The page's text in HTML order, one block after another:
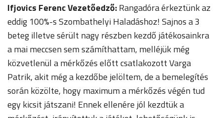
Ifjovics Ferenc Vezetőedző:Rangadóra érkeztünk az
eddig 100%-s Szombathelyi Haladáshoz! Sajnos a 3
beteg illetve sérült nagy részben kezdő játékosainkra
a mai meccsen sem számíthattam, melléjük még
közvetlenül a mérkőzés előtt csatlakozott Varga
Patrik, akit még a kezdőbe jelöltem, de a bemelegítés
során közölte, hogy maximum a mérkőzés végén tud
egy kicsit játszani! Ennek ellenére jól kezdtük a